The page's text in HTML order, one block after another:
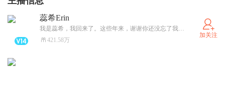
蕊希Erin
我是蕊希，我回来了。这些年来，谢谢你还没忘了我。当年我没有不辞而别，只是独家去了别的平台，期间从未间断过更新。初心未改，你们放心。这里的节目是我自己下架的，所以当年几十个亿的播放量也都不在了。但没关系，数字不重要，你们还在等我，就好。这些年我过得很好，你呢，还快乐吗？无论怎样，让我继续陪你吧。
421.58万
加关注